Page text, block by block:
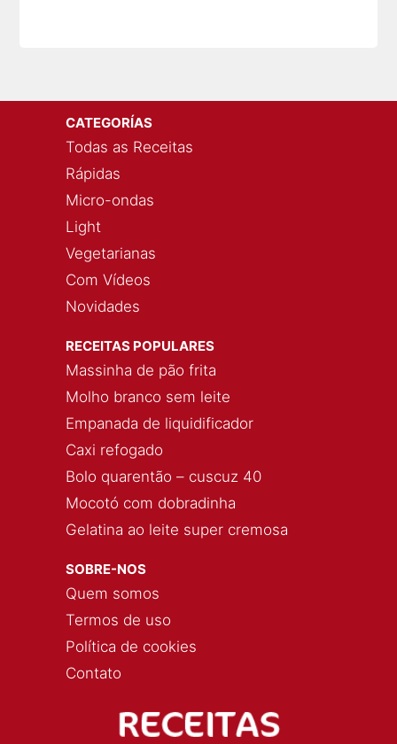
CATEGORÍAS
Todas as Receitas
Rápidas
Micro-ondas
Light
Vegetarianas
Com Vídeos
Novidades
RECEITAS POPULARES
Massinha de pão frita
Molho branco sem leite
Empanada de liquidificador
Caxi refogado
Bolo quarentão – cuscuz 40
Mocotó com dobradinha
Gelatina ao leite super cremosa
SOBRE-NOS
Quem somos
Termos de uso
Política de cookies
Contato